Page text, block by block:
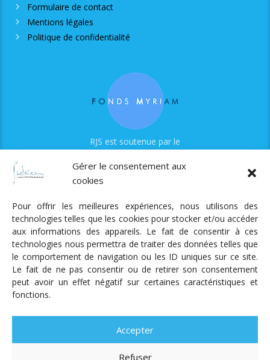
Gérer le consentement aux
cookies
Pour offrir les meilleures expériences, nous utilisons des
technologies telles que les cookies pour stocker et/ou accéder
aux informations des appareils. Le fait de consentir à ces
technologies nous permettra de traiter des données telles que
le comportement de navigation ou les ID uniques sur ce site.
Le fait de ne pas consentir ou de retirer son consentement
peut avoir un effet négatif sur certaines caractéristiques et
fonctions.
Accepter
Refuser
Formulaire de contact
Mentions légales
Politique de confidentialité
RJS est soutenue par le
Radio Judaica Strasbourg
Tous droits réservés
RADIO JUDAÏCA
ÉMISSIONS ET GRILLE DES PROGRAMMES
PODCASTS
UN DON
ADHÉRER MENTIONS LÉGALES
RÉAL.